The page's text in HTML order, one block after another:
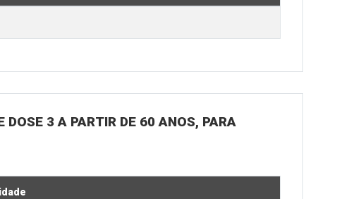
3 A PARTIR DE 60 ANOS, PARA